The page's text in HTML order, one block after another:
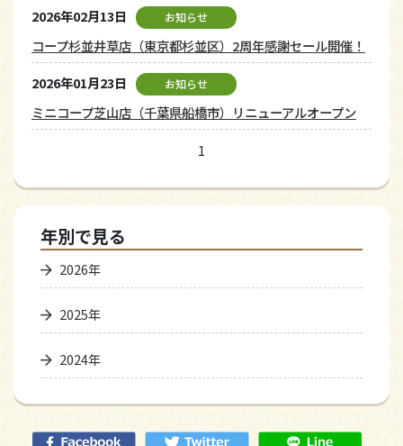
2026年02月13日 お知らせ
コープ杉並井草店（東京都杉並区）2周年感謝セール開催！
2026年01月23日
お知らせ
ミニコープ芝山店（千葉県船橋市）リニューアルオープン
1
年別で見る
2026年
2025年
2024年